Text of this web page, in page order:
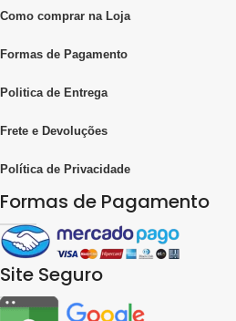
Como comprar na Loja
Formas de Pagamento
Politica de Entrega
Frete e Devoluções
Política de Privacidade
Formas de Pagamento
Site Seguro